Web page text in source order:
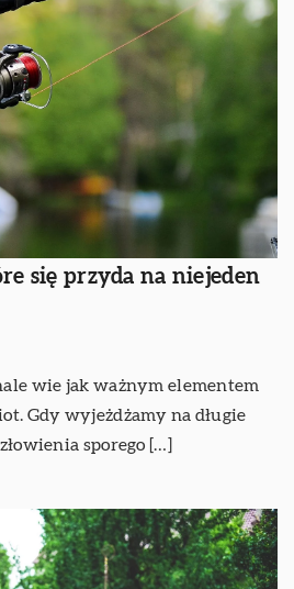
się przyda na niejeden
wie jak ważnym elementem
Gdy wyjeżdżamy na długie
sporego […]